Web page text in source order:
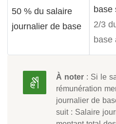
50 % du salaire
journalier de base
base
2/3
base
À noter : Si le
rémunération
journalier de
suit : Salaire